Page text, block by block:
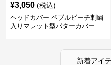
¥3,050 (税込)
ヘッドカバー ペブルビーチ刺繍
入りマレット型パターカバー
新着アイ